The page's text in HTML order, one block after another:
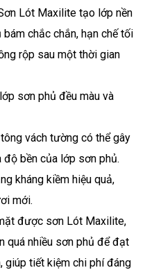
Lót Maxilite tạo lớp nền
chắc chắn, hạn chế tối
rộp sau một thời gian
sơn phủ đều màu và
vách tường có thể gây
bền của lớp sơn phủ.
kháng kiềm hiệu quả,
mới.
được sơn Lót Maxilite,
quá nhiều sơn phủ để đạt
giúp tiết kiệm chi phí đáng